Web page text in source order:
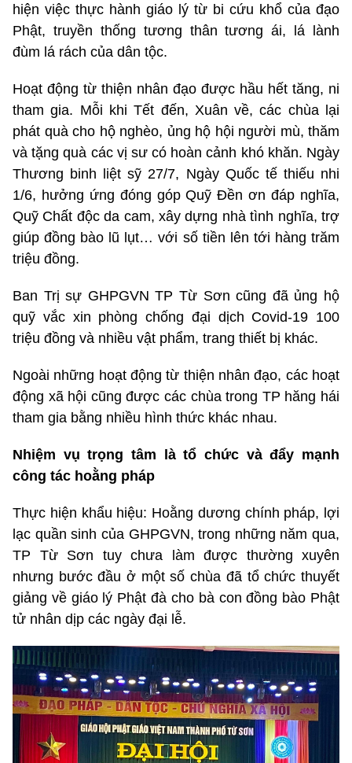
hiện việc thực hành giáo lý từ bi cứu khổ của đạo
Phật, truyền thống tương thân tương ái, lá lành
đùm lá rách của dân tộc.
Hoạt động từ thiện nhân đạo được hầu hết tăng, ni
tham gia. Mỗi khi Tết đến, Xuân về, các chùa lại
phát quà cho hộ nghèo, ủng hộ hội người mù, thăm
và tặng quà các vị sư có hoàn cảnh khó khăn. Ngày
Thương binh liệt sỹ 27/7, Ngày Quốc tế thiếu nhi
1/6, hưởng ứng đóng góp Quỹ Đền ơn đáp nghĩa,
Quỹ Chất độc da cam, xây dựng nhà tình nghĩa, trợ
giúp đồng bào lũ lụt… với số tiền lên tới hàng trăm
triệu đồng.
Ban Trị sự GHPGVN TP Từ Sơn cũng đã ủng hộ
quỹ vắc xin phòng chống đại dịch Covid-19 100
triệu đồng và nhiều vật phẩm, trang thiết bị khác.
Ngoài những hoạt động từ thiện nhân đạo, các hoạt
động xã hội cũng được các chùa trong TP hăng hái
tham gia bằng nhiều hình thức khác nhau.
Nhiệm vụ trọng tâm là tổ chức và đẩy mạnh
công tác hoằng pháp
Thực hiện khẩu hiệu: Hoằng dương chính pháp, lợi
lạc quần sinh của GHPGVN, trong những năm qua,
TP Từ Sơn tuy chưa làm được thường xuyên
nhưng bước đầu ở một số chùa đã tổ chức thuyết
giảng về giáo lý Phật đà cho bà con đồng bào Phật
tử nhân dịp các ngày đại lễ.